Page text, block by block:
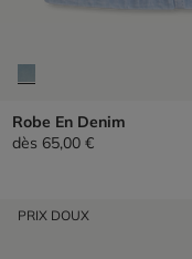
Robe En Denim
dès 65,00 €
PRIX DOUX